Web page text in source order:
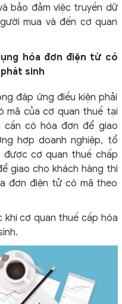
bảo đảm việc truyền dữ
mua và đến cơ quan
hóa đơn điện tử có
sinh
đáp ứng điều kiện phải
mã của cơ quan thuế tại
có hóa đơn để giao
hợp doanh nghiệp, tổ
cơ quan thuế chấp
giao cho khách hàng thì
đơn điện tử có mã theo
khi cơ quan thuế cấp hóa